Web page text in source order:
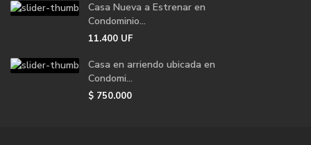
Casa Nueva a Estrenar en
Condominio...
11.400 UF
Casa en arriendo ubicada en
Condomi...
$ 750.000